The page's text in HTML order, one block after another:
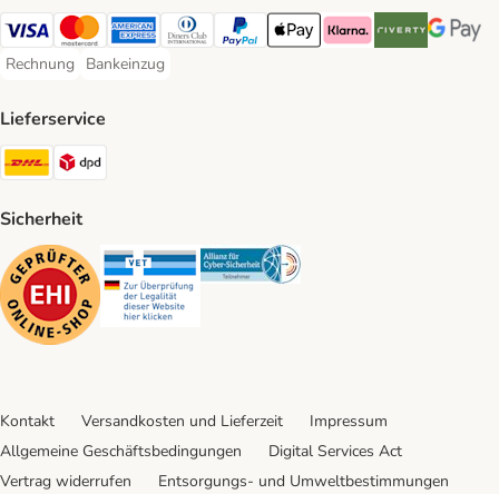
Visa Payment Method
Mastercard Payment Method
American Express Payment Method
Diners Club Payment Method
PayPal Payment Method
Apple Pay Payment Method
Klarna Payment Method
Riverty Payment
Google
Rechnung
Rechnung Payment Method
Bankeinzug
Bankeinzug Payment Method
Lieferservice
DHL Shipping Method
Sicherheit
Security Security Security
Kontakt Versandkosten und Lieferzeit
Impressum
Allgemeine Geschäftsbedingungen
Digital Services Act
Vertrag widerrufen
Entsorgungs- und Umweltbestimmungen